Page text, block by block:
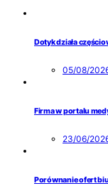
Dotyk działa
05/08/
Firma w portalu
23/06/
Porównanie ofert